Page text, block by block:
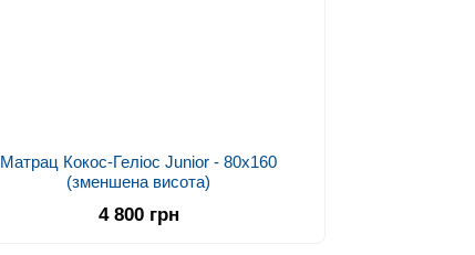
Матрац Кокос-Геліос Junior - 80х160
(зменшена висота)
4 800 грн